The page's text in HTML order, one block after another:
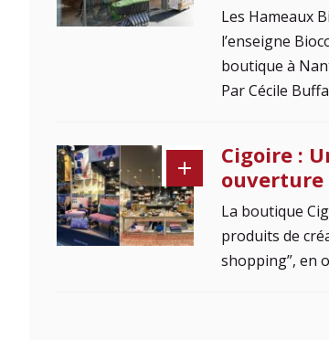
Les Hameaux
l’enseigne
boutique à
Par Cécile
Cigoire :
ouverture
La boutique
produits de
shopping”, en